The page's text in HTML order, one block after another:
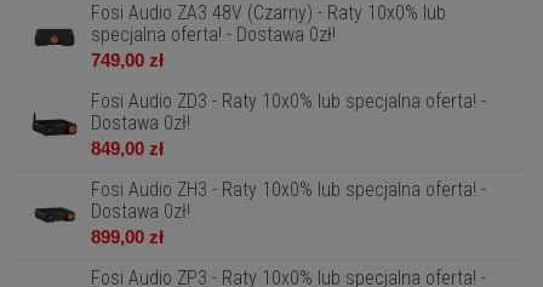
Fosi Audio ZA3 48V (Czarny) - Raty 10x0% lub
specjalna oferta! - Dostawa 0zł!
749,00 zł
Fosi Audio ZD3 - Raty 10x0% lub specjalna oferta! -
Dostawa 0zł!
849,00 zł
Fosi Audio ZH3 - Raty 10x0% lub specjalna oferta! -
Dostawa 0zł!
899,00 zł
Fosi Audio ZP3 - Raty 10x0% lub specjalna oferta! -